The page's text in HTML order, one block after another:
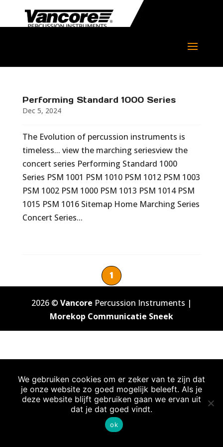
Performing Standard 1000 Series
Dec 5, 2024
The Evolution of percussion instruments is
timeless... view the marching seriesview the
concert series Performing Standard 1000
Series PSM 1001 PSM 1010 PSM 1012 PSM 1003
PSM 1002 PSM 1000 PSM 1013 PSM 1014 PSM
1015 PSM 1016 Sitemap Home Marching Series
Concert Series...
1
2026 © Vancore Percussion Instruments |
Morekop Communicatie Sneek
We gebruiken cookies om er zeker van te zijn dat
je onze website zo goed mogelijk beleeft. Als je
deze website blijft gebruiken gaan we ervan uit
dat je dat goed vindt.
ok